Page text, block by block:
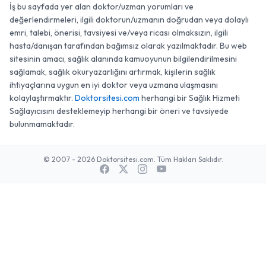
İş bu sayfada yer alan doktor/uzman yorumları ve
değerlendirmeleri, ilgili doktorun/uzmanın doğrudan veya dolaylı
emri, talebi, önerisi, tavsiyesi ve/veya ricası olmaksızın, ilgili
hasta/danışan tarafından bağımsız olarak yazılmaktadır. Bu web
sitesinin amacı, sağlık alanında kamuoyunun bilgilendirilmesini
sağlamak, sağlık okuryazarlığını artırmak, kişilerin sağlık
ihtiyaçlarına uygun en iyi doktor veya uzmana ulaşmasını
kolaylaştırmaktır. Doktorsitesi.com herhangi bir Sağlık Hizmeti
Sağlayıcısını desteklemeyip herhangi bir öneri ve tavsiyede
bulunmamaktadır.
© 2007 - 2026 Doktorsitesi.com. Tüm Hakları Saklıdır.